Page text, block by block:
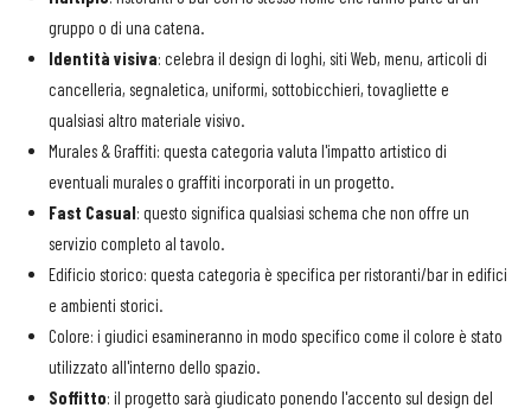
gruppo o di una catena.
Identità visiva: celebra il design di loghi, siti Web, menu, articoli di
cancelleria, segnaletica, uniformi, sottobicchieri, tovagliette e
qualsiasi altro materiale visivo.
Murales & Graffiti: questa categoria valuta l'impatto artistico di
eventuali murales o graffiti incorporati in un progetto.
Fast Casual: questo significa qualsiasi schema che non offre un
servizio completo al tavolo.
Edificio storico: questa categoria è specifica per ristoranti/bar in edifici
e ambienti storici.
Colore: i giudici esamineranno in modo specifico come il colore è stato
utilizzato all'interno dello spazio.
Soffitto: il progetto sarà giudicato ponendo l'accento sul design del